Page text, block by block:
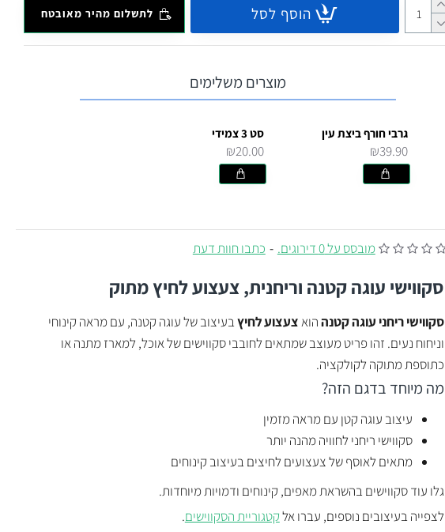
מובסס על 0 דירוגים. - כתבו חוות דעת
הוסף לסל לתשלום מהיר מאובטח
מוצרים משלימים
גרבי חורף ביצת עין
₪39.90
סט 3 צמידי
₪20.00
סקווישי עוגה קטנה וריחנית, צעצוע לחיץ מתוק
סקווישי ריחני עוגה קטנההואצעצוע לחיץבעיצוב של עוגה קטנה, עם מראה קינוחי
וניחוח נעים. זהו פריט מעוצב שמתאים לחובבי סקווישים של אוכל, למארז מתנה או
כתוספת מתוקה לקולקציה.
מה מיוחד בדגם הזה?
עיצוב עוגה קטן עם מראה מזמין
סקווישי ריחני לחוויה מהנה יותר
מתאים לאוסף של צעצועים לחיצים בעיצוב קינוחים
גלו עוד סקווישים בהשראת מאפים, קינוחים ודמויות מיוחדות.
לצפייה בעיצובים נוספים, עברו אלקטגוריית הסקווישים.